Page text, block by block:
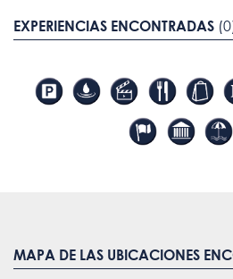
EXPERIENCIAS ENCONTRADAS
MAPA DE LAS UBICACIONES